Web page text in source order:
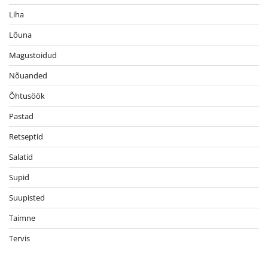
Liha
Lõuna
Magustoidud
Nõuanded
Õhtusöök
Pastad
Retseptid
Salatid
Supid
Suupisted
Taimne
Tervis